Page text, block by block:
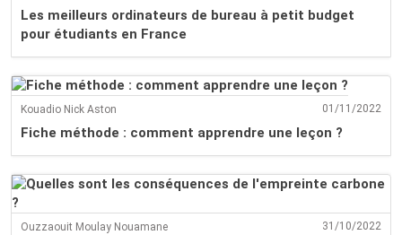
Les meilleurs ordinateurs de bureau à petit budget
pour étudiants en France
Kouadio Nick Aston 01/11/2022
Fiche méthode : comment apprendre une leçon ?
Ouzzaouit Moulay Nouamane 31/10/2022